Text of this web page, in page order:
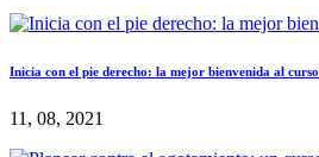
Inicia con el pie derecho: la mejor bienvenida al curso
11, 08, 2021